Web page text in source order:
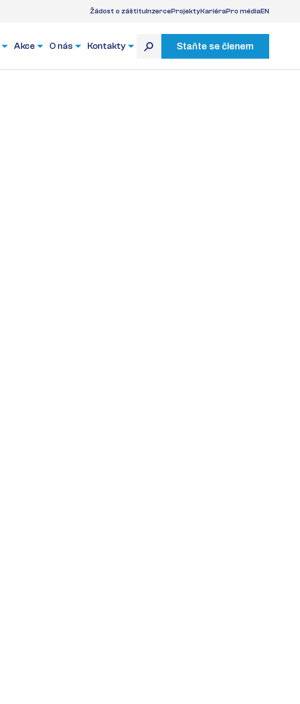
Žádost o záštituInzerceProjektyKariéraPro médiaEN
Akce O nás Kontakty Staňte se členem